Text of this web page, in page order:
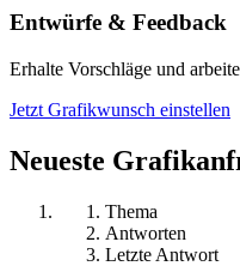
Entwürfe & Feedback
Erhalte Vorschläge und
Jetzt Grafikwunsch einstellen
Neueste
Thema
Antworten
Letzte Antwort